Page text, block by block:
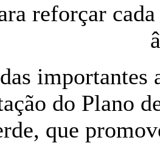
reforçar
importantes
do Plano
que